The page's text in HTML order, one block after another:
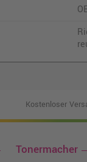
Kostenloser
Tonermacher